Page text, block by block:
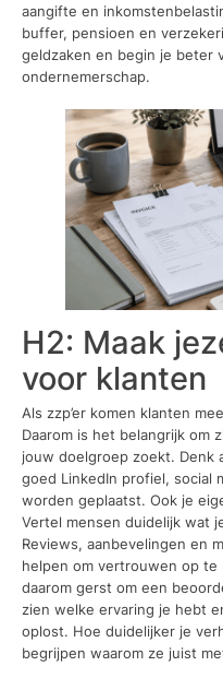
aangifte en
buffer, pensioen en
geldzaken en begin je beter
ondernemerschap.
H2: Maak
voor klanten
Als zzp’er komen klanten
Daarom is het belangrijk om
jouw doelgroep zoekt. Denk
goed LinkedIn profiel, social
worden geplaatst. Ook je
Vertel mensen duidelijk wat
Reviews, aanbevelingen en
helpen om vertrouwen op
daarom gerst om een
zien welke ervaring je hebt
oplost. Hoe duidelijker je
begrijpen waarom ze juist